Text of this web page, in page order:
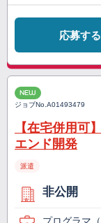
応募する
NEW
ジョブNo.A01493479
【在宅併用可
エンド開発
派遣
非公開